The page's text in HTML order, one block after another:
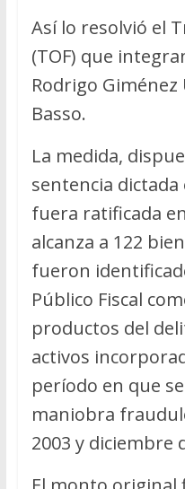
Así lo resolvió el
(TOF) que
Rodrigo
Basso.
La medida,
sentencia
fuera ratificada
alcanza a 122
fueron
Público Fiscal
productos del
activos
período en que
maniobra
2003 y diciembre